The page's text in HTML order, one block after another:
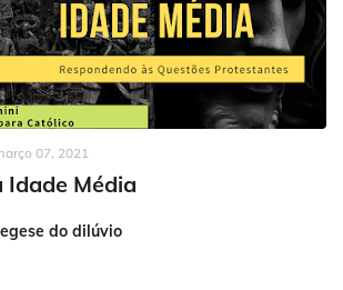
07, 2021
Idade Média
do dilúvio